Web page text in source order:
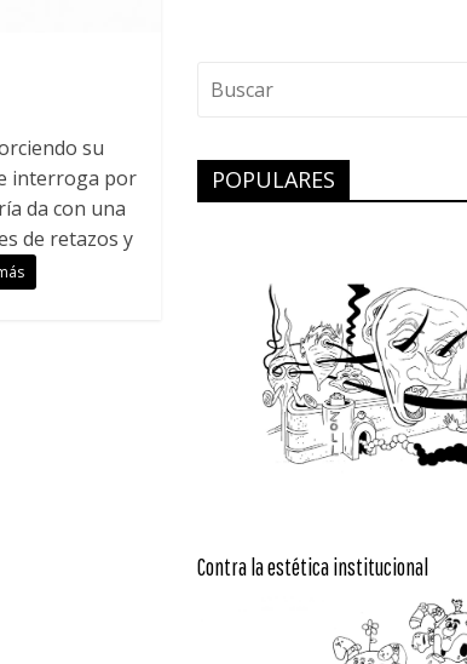
su
interroga por
da con una
de retazos y
POPULARES
Contra la estética institucional